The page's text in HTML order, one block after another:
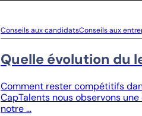
Conseils aux candidatsConseils aux
Quelle évolution du
Comment rester compétitifs
CapTalents nous observons
notre …